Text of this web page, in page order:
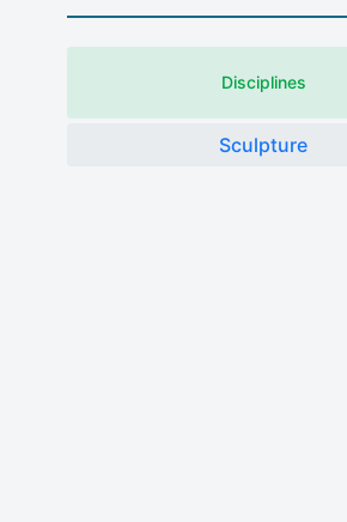
Disciplines
Sculpture